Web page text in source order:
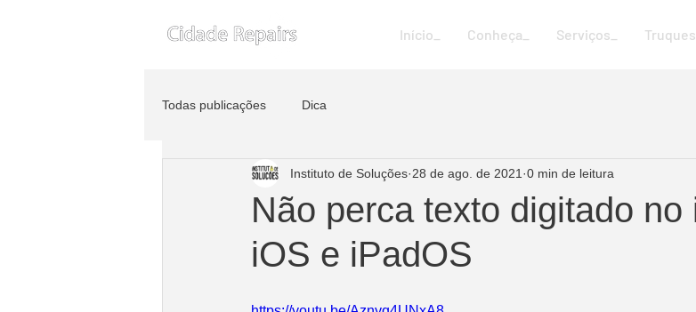
Início_ Conheça_ Serviços_ Truques
Todas publicações Dica
Não perca texto digitado no
iOS e iPadOS
Instituto de Soluções 28 de ago. de 2021 0 min de leitura